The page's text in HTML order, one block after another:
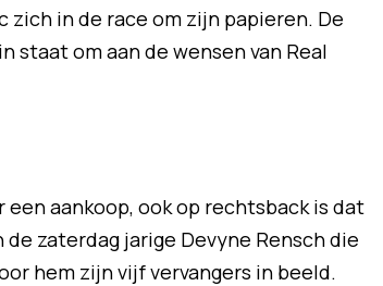
zich in de race om zijn papieren. De
om aan de wensen van Real
aankoop, ook op rechtsback is dat
zaterdag jarige Devyne Rensch die
hem zijn vijf vervangers in beeld.